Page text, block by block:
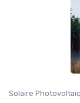
Solaire